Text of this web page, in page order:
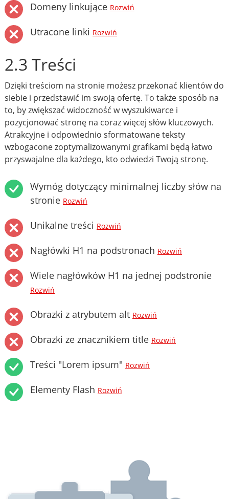
Domeny linkujące Rozwiń
Utracone linki Rozwiń
2.3 Treści
Dzięki treściom na stronie możesz przekonać klientów do
siebie i przedstawić im swoją ofertę. To także sposób na
to, by zwiększać widoczność w wyszukiwarce i
pozycjonować stronę na coraz więcej słów kluczowych.
Atrakcyjne i odpowiednio sformatowane teksty
wzbogacone zoptymalizowanymi grafikami będą łatwo
przyswajalne dla każdego, kto odwiedzi Twoją stronę.
Wymóg dotyczący minimalnej liczby słów na
stronie Rozwiń
Unikalne treści Rozwiń
Nagłówki H1 na podstronach Rozwiń
Wiele nagłówków H1 na jednej podstronie
Rozwiń
Obrazki z atrybutem alt Rozwiń
Obrazki ze znacznikiem title Rozwiń
Treści "Lorem ipsum" Rozwiń
Elementy Flash Rozwiń